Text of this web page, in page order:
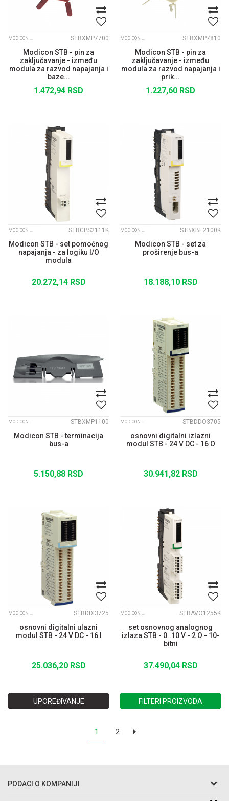
MODICON STB STBXMP7700
Modicon STB - pin za
zaključavanje - između
modula za razvod napajanja i
baze...
1.472,94 RSD
MODICON STB STBXMP7810
Modicon STB - pin za
zaključavanje - između
modula za razvod napajanja i
prik...
1.227,60 RSD
MODICON STB STBCPS2111K
Modicon STB - set pomoćnog
napajanja - za logiku I/O
modula
20.272,14 RSD
MODICON STB STBXBE2100K
Modicon STB - set za
proširenje bus-a
18.188,10 RSD
MODICON STB STBXMP1100
Modicon STB - terminacija
bus-a
5.150,88 RSD
MODICON STB STBDDO3705
osnovni digitalni izlazni
modul STB - 24 V DC - 16 O
30.941,82 RSD
MODICON STB STBDDI3725
osnovni digitalni ulazni
modul STB - 24 V DC - 16 I
25.036,20 RSD
MODICON STB STBAVO1255K
set osnovnog analognog
izlaza STB - 0..10 V - 2 O - 10-
bitni
37.490,04 RSD
UPOREĐIVANJE FILTERI PROIZVODA
1 2
PODACI O KOMPANIJI